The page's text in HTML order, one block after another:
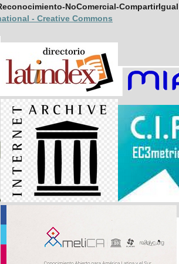
NoComercial-
- Creative Commons